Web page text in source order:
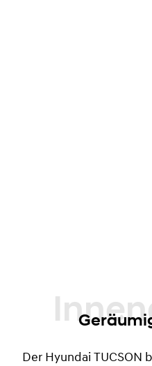
Der Hyundai TUCSON